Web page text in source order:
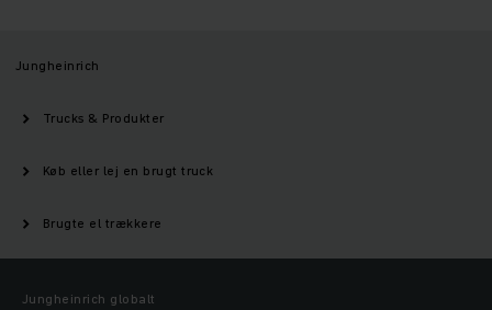
Jungheinrich
Trucks & Produkter
Køb eller lej en brugt truck
Brugte el trækkere
Jungheinrich globalt